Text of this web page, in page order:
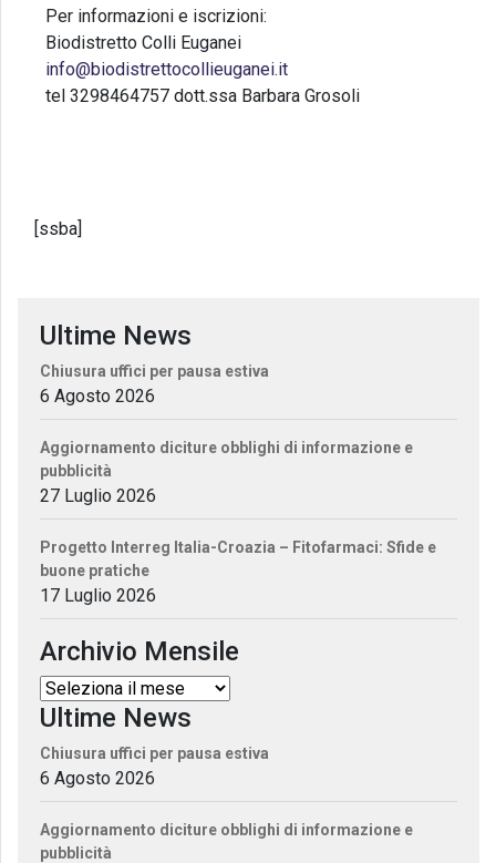
Per informazioni e iscrizioni:
Biodistretto Colli Euganei
info@biodistrettocollieuganei.it
tel 3298464757 dott.ssa Barbara Grosoli
[ssba]
Ultime News
Chiusura uffici per pausa estiva
6 Agosto 2026
Aggiornamento diciture obblighi di informazione e
pubblicità
27 Luglio 2026
Progetto Interreg Italia-Croazia – Fitofarmaci: Sfide e
buone pratiche
17 Luglio 2026
Archivio Mensile
Ultime News
Chiusura uffici per pausa estiva
6 Agosto 2026
Aggiornamento diciture obblighi di informazione e
pubblicità